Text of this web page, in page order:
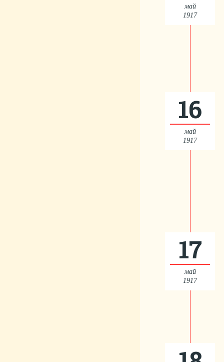
май
1917
16
май
1917
17
май
1917